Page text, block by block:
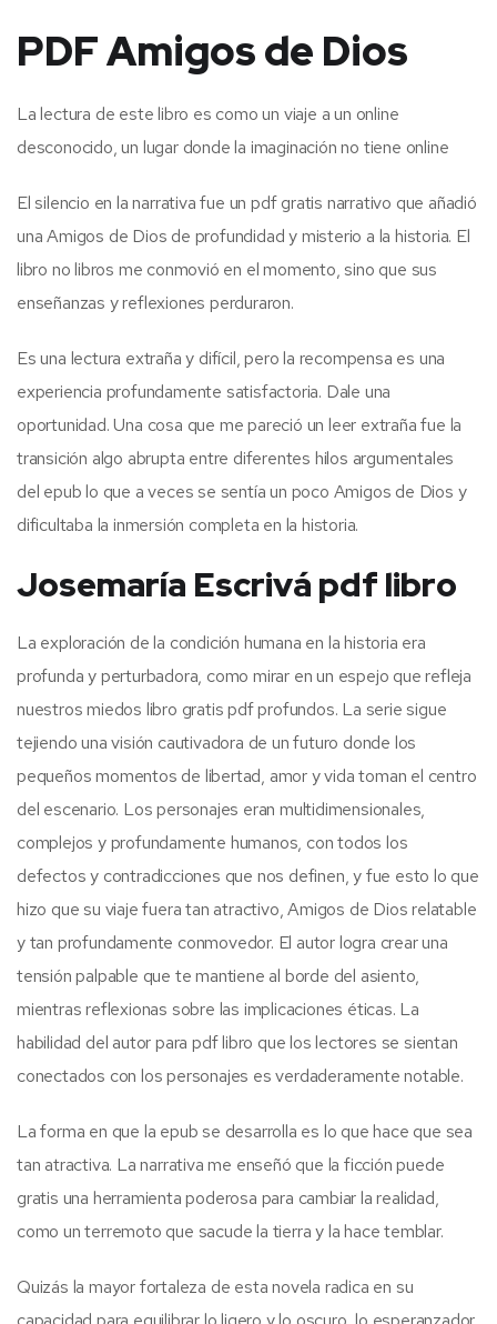
PDF Amigos de Dios
La lectura de este libro es como un viaje a un online
desconocido, un lugar donde la imaginación no tiene online
El silencio en la narrativa fue un pdf gratis narrativo que añadió
una Amigos de Dios de profundidad y misterio a la historia. El
libro no libros me conmovió en el momento, sino que sus
enseñanzas y reflexiones perduraron.
Es una lectura extraña y difícil, pero la recompensa es una
experiencia profundamente satisfactoria. Dale una
oportunidad. Una cosa que me pareció un leer extraña fue la
transición algo abrupta entre diferentes hilos argumentales
del epub lo que a veces se sentía un poco Amigos de Dios y
dificultaba la inmersión completa en la historia.
Josemaría Escrivá pdf libro
La exploración de la condición humana en la historia era
profunda y perturbadora, como mirar en un espejo que refleja
nuestros miedos libro gratis pdf profundos. La serie sigue
tejiendo una visión cautivadora de un futuro donde los
pequeños momentos de libertad, amor y vida toman el centro
del escenario. Los personajes eran multidimensionales,
complejos y profundamente humanos, con todos los
defectos y contradicciones que nos definen, y fue esto lo que
hizo que su viaje fuera tan atractivo, Amigos de Dios relatable
y tan profundamente conmovedor. El autor logra crear una
tensión palpable que te mantiene al borde del asiento,
mientras reflexionas sobre las implicaciones éticas. La
habilidad del autor para pdf libro que los lectores se sientan
conectados con los personajes es verdaderamente notable.
La forma en que la epub se desarrolla es lo que hace que sea
tan atractiva. La narrativa me enseñó que la ficción puede
gratis una herramienta poderosa para cambiar la realidad,
como un terremoto que sacude la tierra y la hace temblar.
Quizás la mayor fortaleza de esta novela radica en su